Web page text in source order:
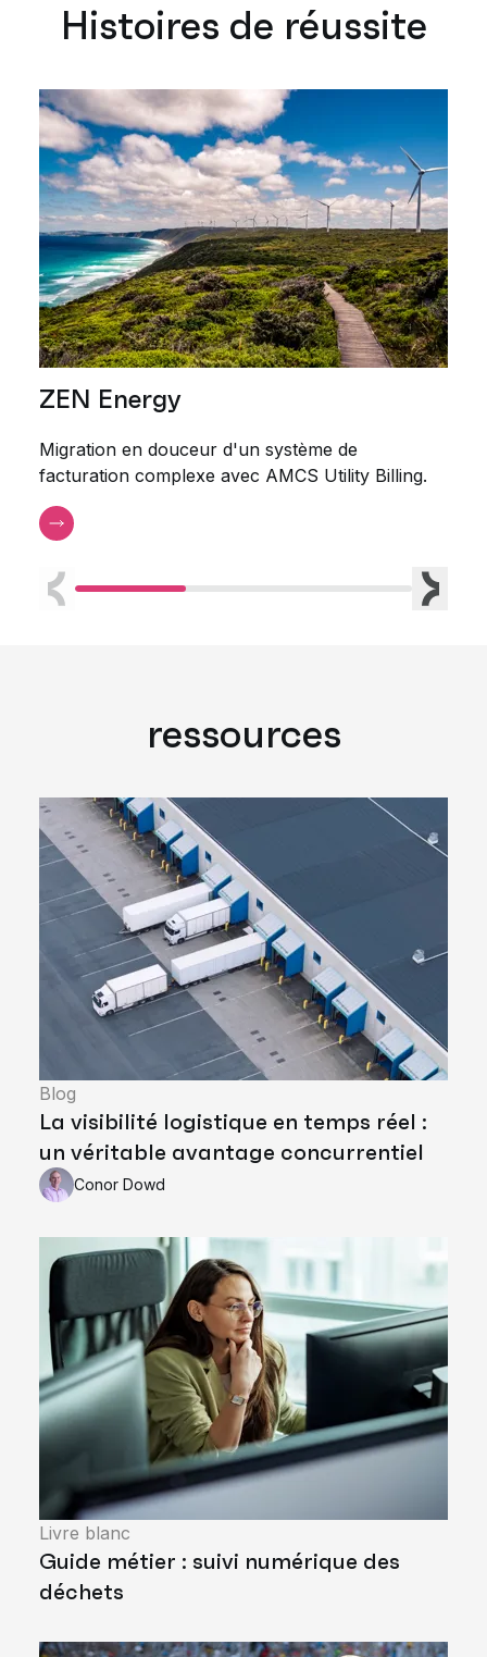
Histoires de réussite
ZEN Energy
Migration en douceur d'un système de
facturation complexe avec AMCS Utility Billing.
Précédent
ressources
Blog
La visibilité logistique en temps réel :
un véritable avantage concurrentiel
Conor Dowd
Livre blanc
Guide métier : suivi numérique des
déchets